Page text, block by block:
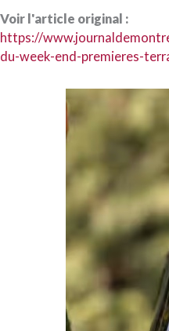
Voir l'article original :
https://
du-week-end-premieres-